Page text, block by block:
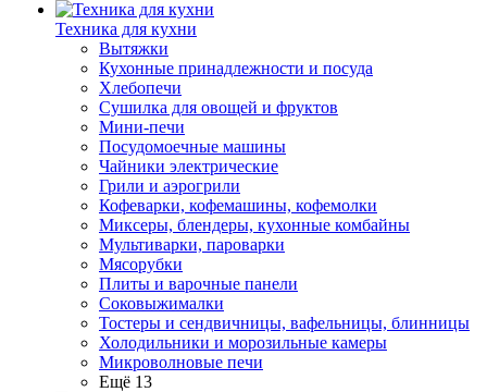
Техника для кухни
Вытяжки
Кухонные принадлежности и посуда
Хлебопечи
Сушилка для овощей и фруктов
Мини-печи
Посудомоечные машины
Чайники электрические
Грили и аэрогрили
Кофеварки, кофемашины, кофемолки
Миксеры, блендеры, кухонные комбайны
Мультиварки, пароварки
Мясорубки
Плиты и варочные панели
Соковыжималки
Тостеры и сендвичницы, вафельницы, блинницы
Холодильники и морозильные камеры
Микроволновые печи
Ещё 13